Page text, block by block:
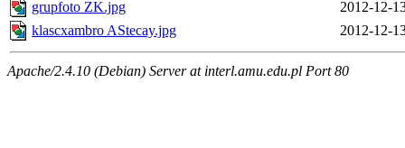
grupfoto ZK.jpg
2012-12-
klascxambro AStecay.jpg
2012-12-
Apache/2.4.10 (Debian) Server at interl.amu.edu.pl Port 80